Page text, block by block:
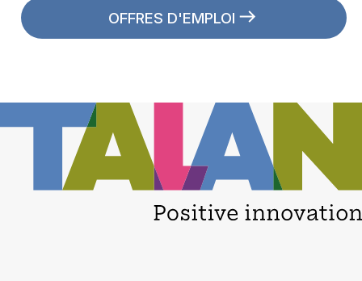
OFFRES D'EMPLOI